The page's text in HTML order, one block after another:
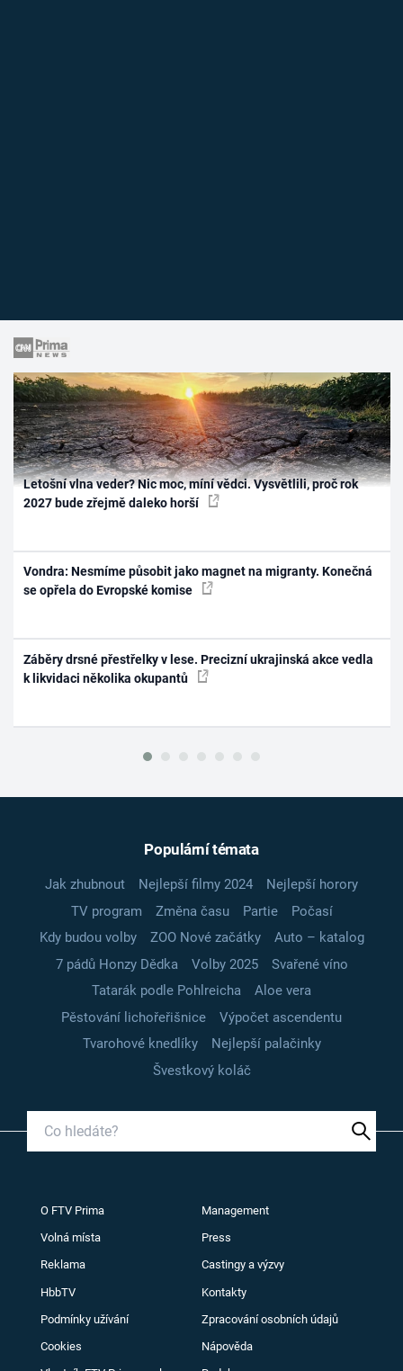
Letošní vlna veder? Nic moc, míní vědci. Vysvětlili, proč rok
2027 bude zřejmě daleko horší
Vondra: Nesmíme působit jako magnet na migranty. Konečná
se opřela do Evropské komise
Záběry drsné přestřelky v lese. Precizní ukrajinská akce vedla
k likvidaci několika okupantů
Populární témata
Jak zhubnout Nejlepší filmy 2024
Nejlepší horory
TV program
Změna času Partie
Počasí
Kdy budou volby
ZOO Nové začátky
Auto – katalog
7 pádů Honzy Dědka
Volby 2025
Svařené víno
Tatarák podle Pohlreicha
Aloe vera
Pěstování lichořeřišnice
Výpočet ascendentu
Tvarohové knedlíky
Nejlepší palačinky
Švestkový koláč
O FTV Prima Management
Volná místa Press
Reklama Castingy a výzvy
HbbTV Kontakty
Podmínky užívání Zpracování osobních údajů
Cookies Nápověda